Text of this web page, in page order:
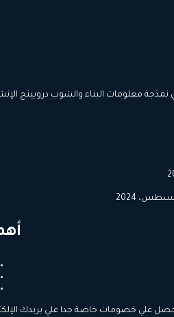
معلومات البناء والشوب دروبينج
علي خصومات خاصة جدا علي بريدك